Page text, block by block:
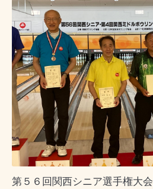
第５６回関西シニア選手権大会